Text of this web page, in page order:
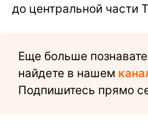
до центральной части
Еще больше
найдете в нашем
Подпишитесь прямо